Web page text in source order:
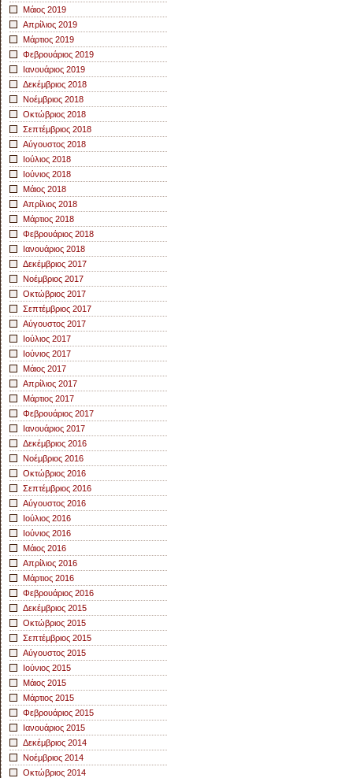
Μάιος 2019
Απρίλιος 2019
Μάρτιος 2019
Φεβρουάριος 2019
Ιανουάριος 2019
Δεκέμβριος 2018
Νοέμβριος 2018
Οκτώβριος 2018
Σεπτέμβριος 2018
Αύγουστος 2018
Ιούλιος 2018
Ιούνιος 2018
Μάιος 2018
Απρίλιος 2018
Μάρτιος 2018
Φεβρουάριος 2018
Ιανουάριος 2018
Δεκέμβριος 2017
Νοέμβριος 2017
Οκτώβριος 2017
Σεπτέμβριος 2017
Αύγουστος 2017
Ιούλιος 2017
Ιούνιος 2017
Μάιος 2017
Απρίλιος 2017
Μάρτιος 2017
Φεβρουάριος 2017
Ιανουάριος 2017
Δεκέμβριος 2016
Νοέμβριος 2016
Οκτώβριος 2016
Σεπτέμβριος 2016
Αύγουστος 2016
Ιούλιος 2016
Ιούνιος 2016
Μάιος 2016
Απρίλιος 2016
Μάρτιος 2016
Φεβρουάριος 2016
Δεκέμβριος 2015
Οκτώβριος 2015
Σεπτέμβριος 2015
Αύγουστος 2015
Ιούνιος 2015
Μάιος 2015
Μάρτιος 2015
Φεβρουάριος 2015
Ιανουάριος 2015
Δεκέμβριος 2014
Νοέμβριος 2014
Οκτώβριος 2014